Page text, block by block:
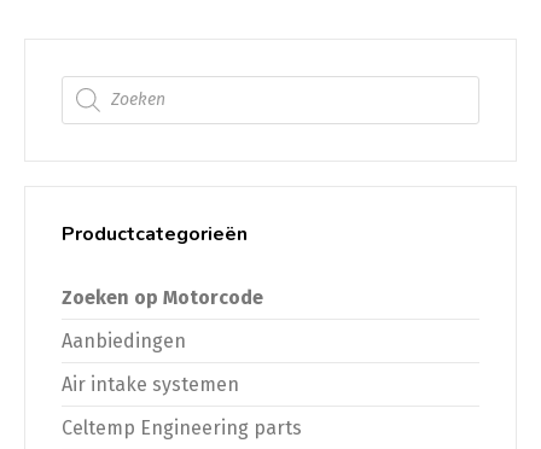
Producten zoeken
Productcategorieën
Zoeken op Motorcode
Aanbiedingen
Air intake systemen
Celtemp Engineering parts